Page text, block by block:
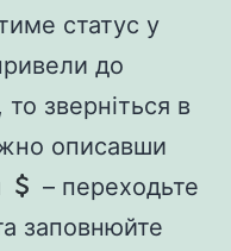
статус у
до
зверніться в
описавши
– переходьте
заповнюйте